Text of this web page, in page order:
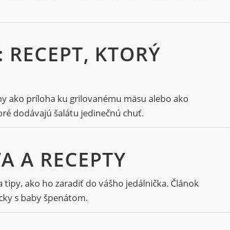
KTORÝ
ako príloha ku grilovanému mäsu alebo ako
dodávajú šalátu jedinečnú chuť.
A RECEPTY
ako ho zaradiť do vášho jedálnička. Článok
s baby špenátom.